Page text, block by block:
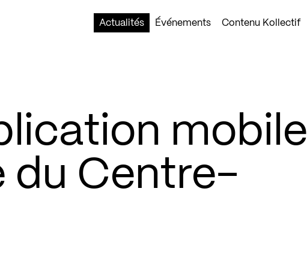
Actualités
Événements Contenu Kollectif
mobile
du Centre-